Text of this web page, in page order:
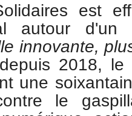
est
autour d'un
innovante,
2018, le
une
le